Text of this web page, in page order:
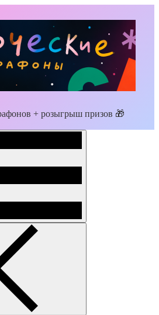
+ розыгрыш призов 🎁